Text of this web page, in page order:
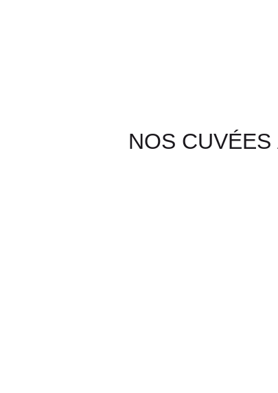
NOS CUVÉES